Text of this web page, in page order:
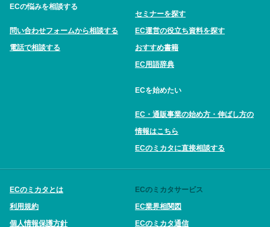
ECの悩みを相談する
問い合わせフォームから相談する
電話で相談する
セミナーを探す
EC運営の役立ち資料を探す
おすすめ書籍
EC用語辞典
ECを始めたい
EC・通販事業の始め方・伸ばし方の
情報はこちら
ECのミカタに直接相談する
ECのミカタとは
利用規約
個人情報保護方針
ECのミカタサービス
EC業界相関図
ECのミカタ通信